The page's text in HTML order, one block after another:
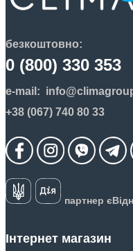
безкоштовно:
0 (800) 330 353
e-mail:
+38 (067) 740 80 33
партнер
Інтернет магазин